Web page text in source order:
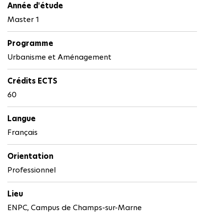
Année d'étude
Master 1
Programme
Urbanisme et Aménagement
Crédits ECTS
60
Langue
Français
Orientation
Professionnel
Lieu
ENPC, Campus de Champs-sur-Marne